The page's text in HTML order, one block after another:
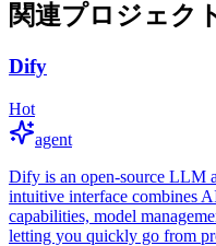
関連プロジェク
Dify
Hot
agent
Dify is an open-source LLM
intuitive interface combines
capabilities, model
letting you quickly go from